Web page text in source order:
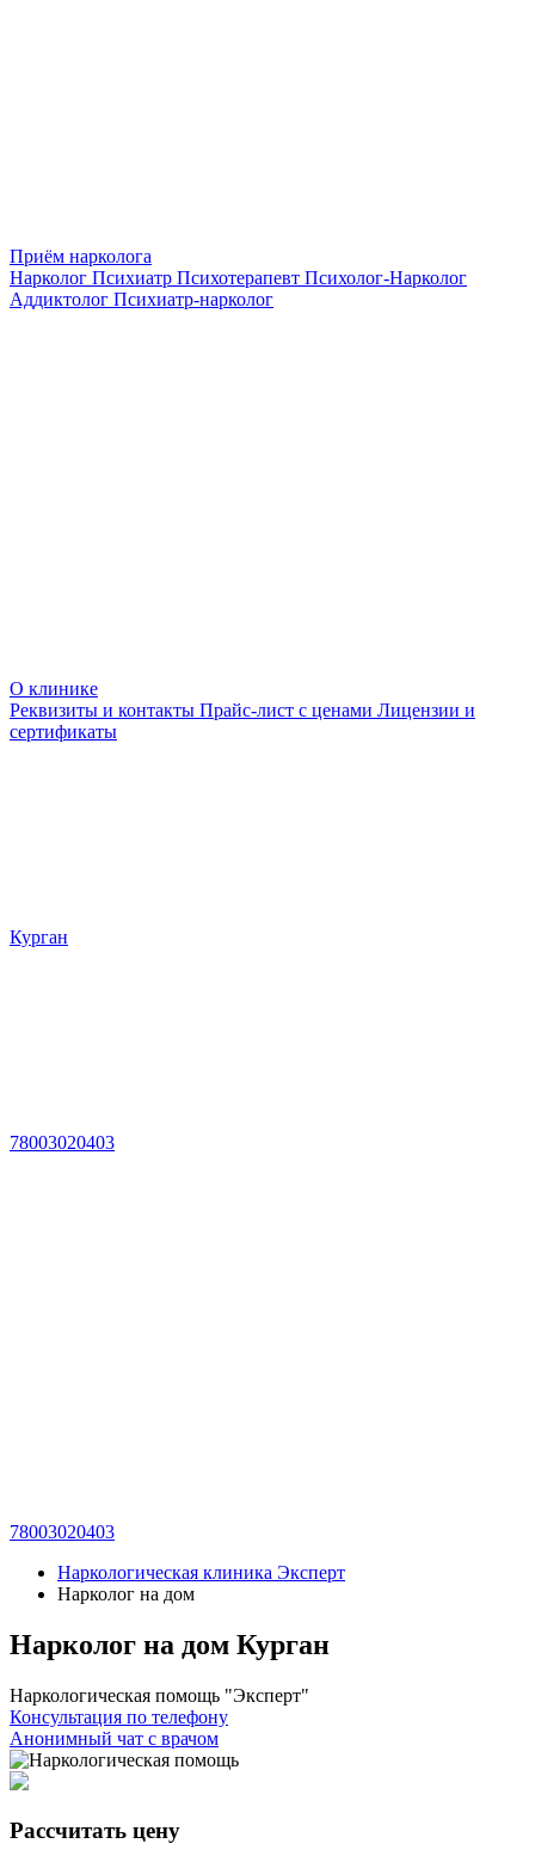
Приём нарколога
Нарколог Психиатр Психотерапевт Психолог-Нарколог
Аддиктолог Психиатр-нарколог
О клинике
Реквизиты и контакты Прайс-лист с ценами Лицензии и
сертификаты
Курган
78003020403
78003020403
Наркологическая клиника Эксперт
Нарколог на дом
Нарколог на дом Курган
Наркологическая помощь "Эксперт"
Консультация по телефону
Анонимный чат с врачом
Рассчитать цену